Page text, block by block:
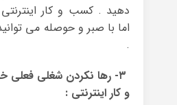
دهید . کسب و کار
اما با صبر و حوصله می
.
۳- رها نکردن شغلی فعلی
و کار اینترنتی :